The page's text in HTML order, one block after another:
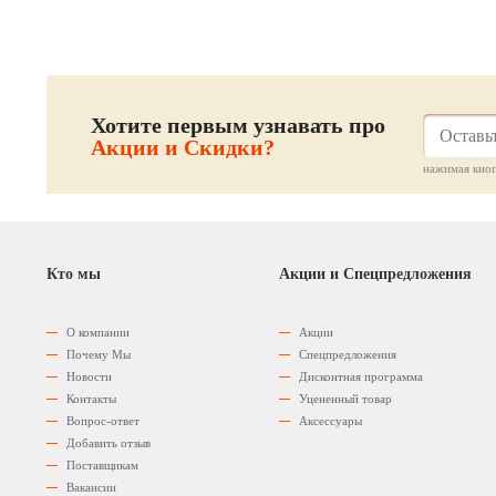
Хотите первым узнавать про
Акции и Скидки?
нажимая
Кто мы
О компании
Почему Мы
Новости
Контакты
Вопрос-ответ
Добавить отзыв
Поставщикам
Вакансии
Акции и Спецпредложения
Акции
Спецпредложения
Дисконтная программа
Уцененный товар
Аксессуары